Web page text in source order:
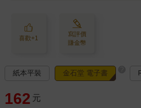
喜歡+1
寫評價
賺金幣
紙本平裝 金石堂 電子書
162 元